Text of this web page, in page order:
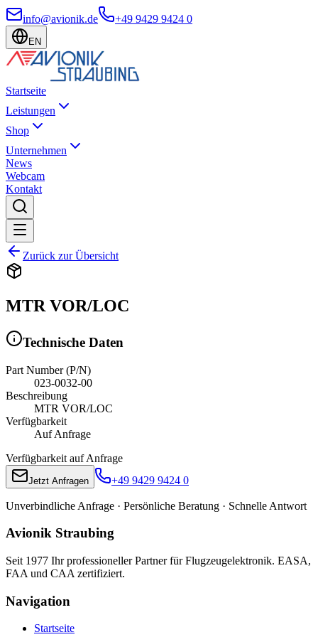
info@avionik.de +49 9429 9424 0
EN
Startseite
Leistungen
Shop
Unternehmen
News
Webcam
Kontakt
Zurück zur Übersicht
MTR VOR/LOC
Technische Daten
Part Number (P/N)
023-0032-00
Beschreibung
MTR VOR/LOC
Verfügbarkeit
Auf Anfrage
Verfügbarkeit auf Anfrage
Jetzt Anfragen +49 9429 9424 0
Unverbindliche Anfrage · Persönliche Beratung · Schnelle Antwort
Avionik Straubing
Seit 1977 Ihr professioneller Partner für Flugzeugelektronik. EASA,
FAA und CAA zertifiziert.
Navigation
Startseite